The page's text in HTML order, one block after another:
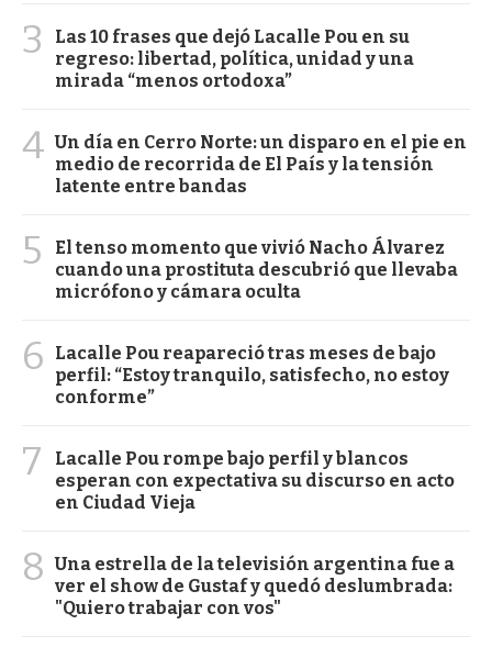
3
Las 10 frases que dejó Lacalle Pou en su
regreso: libertad, política, unidad y una
mirada “menos ortodoxa”
4 Un día en Cerro Norte: un disparo en el pie en
medio de recorrida de El País y la tensión
latente entre bandas
5
El tenso momento que vivió Nacho Álvarez
cuando una prostituta descubrió que llevaba
micrófono y cámara oculta
6
Lacalle Pou reapareció tras meses de bajo
perfil: “Estoy tranquilo, satisfecho, no estoy
conforme”
7
Lacalle Pou rompe bajo perfil y blancos
esperan con expectativa su discurso en acto
en Ciudad Vieja
8 Una estrella de la televisión argentina fue a
ver el show de Gustaf y quedó deslumbrada:
"Quiero trabajar con vos"